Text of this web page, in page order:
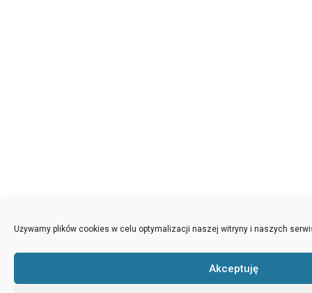
Używamy plików cookies w celu optymalizacji naszej witryny i naszych
Akceptuję